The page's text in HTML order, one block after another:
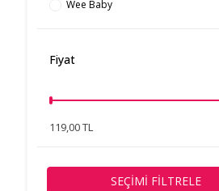
Wee Baby
Fiyat
119,00 TL
SEÇIMI FILTRELE